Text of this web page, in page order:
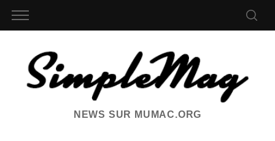
NEWS SUR MUMAC.ORG